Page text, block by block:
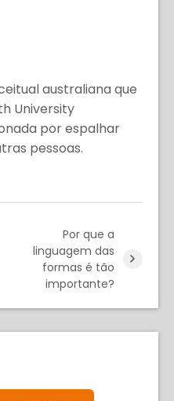
australiana que
University
por espalhar
pessoas.
Por que a
linguagem das
formas é tão
importante?